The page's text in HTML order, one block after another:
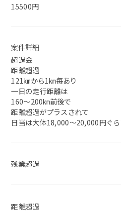
15500円
案件詳細
超過金
距離超過
121㎞から1㎞毎あり
一日の走行距離は
160～200㎞前後で
距離超過がプラスされて
日当は大体18,000～20,000円ぐ
残業超過
距離超過